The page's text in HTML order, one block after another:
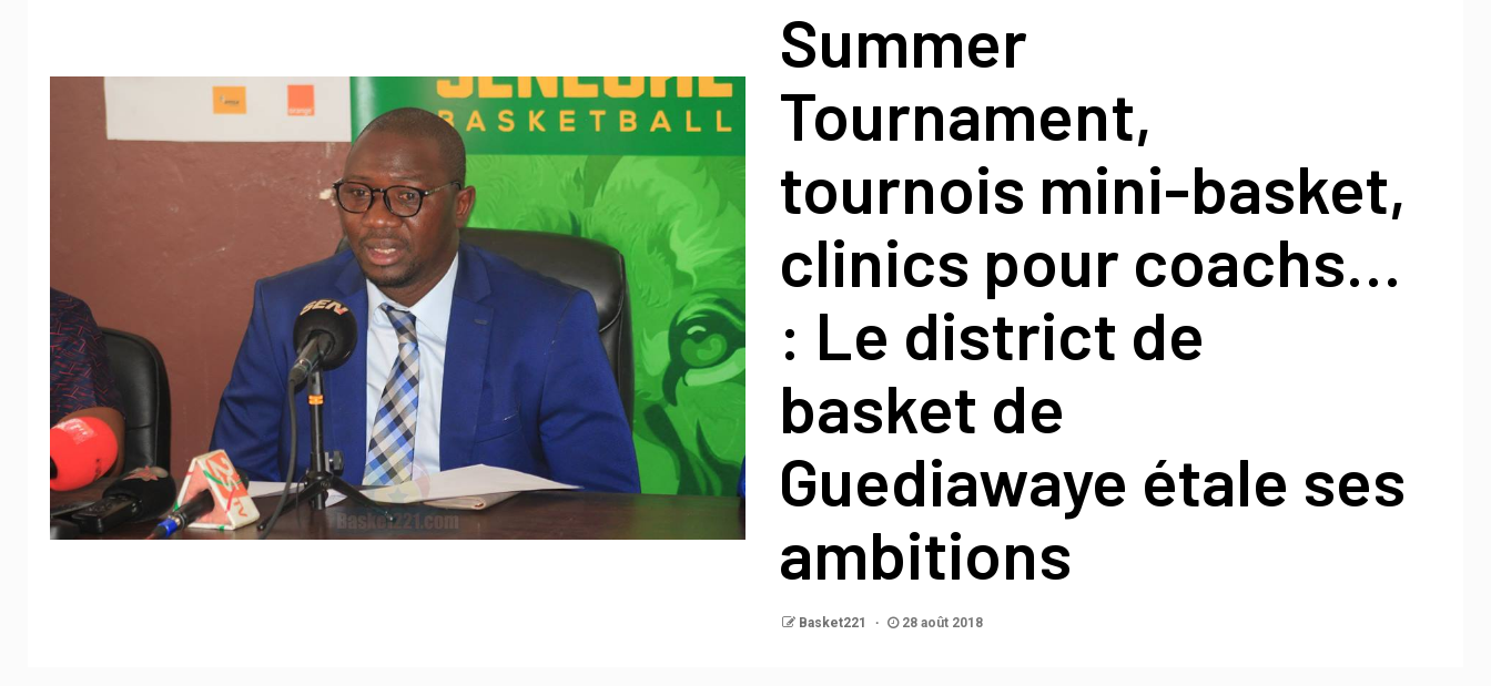
Summer
Tournament,
tournois mini-basket,
clinics pour coachs…
: Le district de
basket de
Guediawaye étale ses
ambitions
Basket221 28 août 2018